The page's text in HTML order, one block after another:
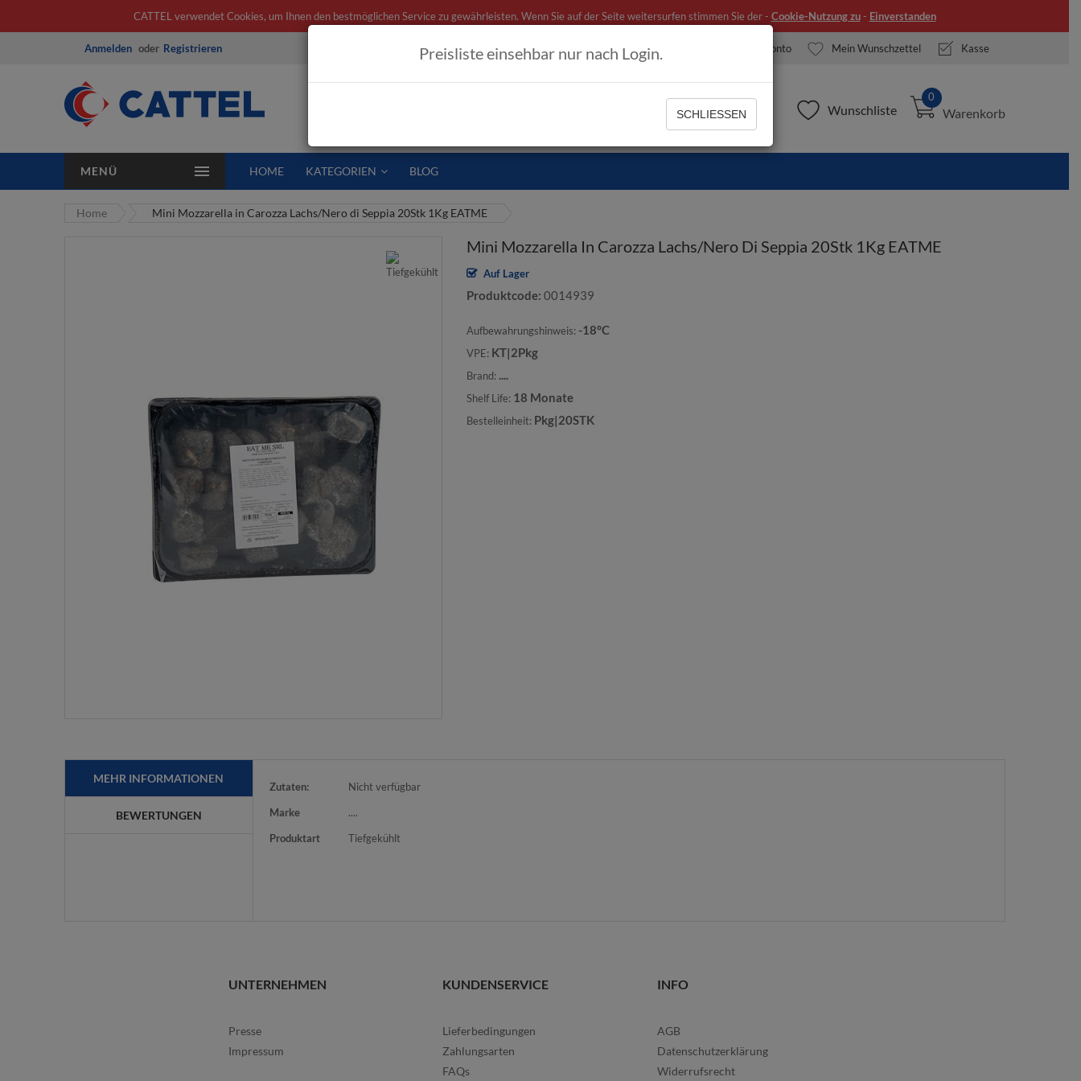
CATTEL verwendet Cookies, um Ihnen den bestmöglichen Service zu gewährleisten. Wenn Sie auf der Seite weitersurfen stimmen Sie der - Cookie-Nutzung zu- Einverstanden
Anmelden Registrieren Mein Konto Mein Wunschzettel Kasse
Wunschliste
0
Warenkorb
MENÜ HOME KATEGORIEN BLOG
Home Mini Mozzarella in Carozza Lachs/Nero di Seppia 20Stk 1Kg EATME
Mini Mozzarella In Carozza Lachs/Nero Di Seppia 20Stk 1Kg EATME
Auf Lager
Produktcode 0014939
Aufbewahrungshinweis: -18°C
VPE: KT|2Pkg
Brand: ....
Shelf Life: 18 Monate
Bestelleinheit: Pkg|20STK
MEHR INFORMATIONEN
BEWERTUNGEN
Mehr
Zutaten:
Nicht verfügbar
Marke
....
Produktart
Tiefgekühlt
UNTERNEHMEN
Presse
Impressum
KUNDENSERVICE
Lieferbedingungen
Zahlungsarten
FAQs
INFO
AGB
Datenschutzerklärung
Widerrufsrecht
Preisliste einsehbar nur nach Login.
SCHLIESSEN